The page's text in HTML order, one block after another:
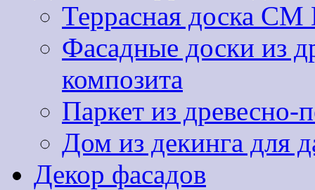
Террасная доска
Фасадные доски из
композита
Паркет из древесно-
Дом из декинга для
Декор фасадов